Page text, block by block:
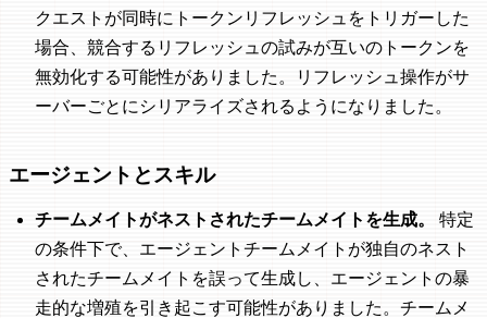
クエストが同時にトークンリフレッシュをトリガーした
場合、競合するリフレッシュの試みが互いのトークンを
無効化する可能性がありました。リフレッシュ操作がサ
ーバーごとにシリアライズされるようになりました。
エージェントとスキル
チームメイトがネストされたチームメイトを生成。
特定
の条件下で、エージェントチームメイトが独自のネスト
されたチームメイトを誤って生成し、エージェントの暴
走的な増殖を引き起こす可能性がありました。チームメ